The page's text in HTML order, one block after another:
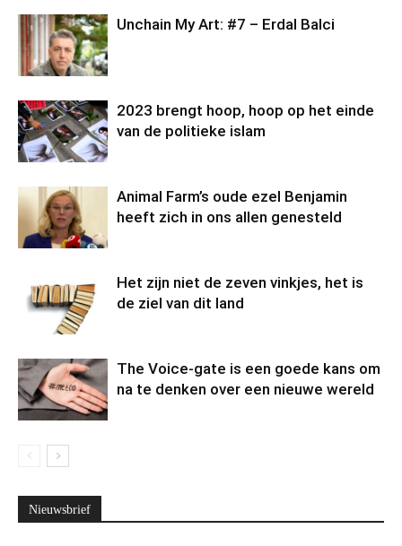
Unchain My Art: #7 – Erdal Balci
2023 brengt hoop, hoop op het einde
van de politieke islam
Animal Farm’s oude ezel Benjamin
heeft zich in ons allen genesteld
Het zijn niet de zeven vinkjes, het is
de ziel van dit land
The Voice-gate is een goede kans om
na te denken over een nieuwe wereld
Nieuwsbrief